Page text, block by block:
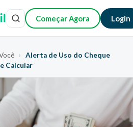
Começar Agora Login
›
Alerta de Uso do Cheque
Calcular